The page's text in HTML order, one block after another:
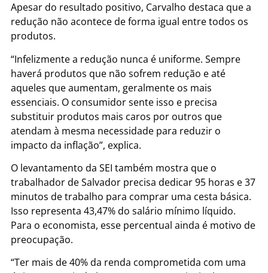
Apesar do resultado positivo, Carvalho destaca que a
redução não acontece de forma igual entre todos os
produtos.
“Infelizmente a redução nunca é uniforme. Sempre
haverá produtos que não sofrem redução e até
aqueles que aumentam, geralmente os mais
essenciais. O consumidor sente isso e precisa
substituir produtos mais caros por outros que
atendam à mesma necessidade para reduzir o
impacto da inflação”, explica.
O levantamento da SEI também mostra que o
trabalhador de Salvador precisa dedicar 95 horas e 37
minutos de trabalho para comprar uma cesta básica.
Isso representa 43,47% do salário mínimo líquido.
Para o economista, esse percentual ainda é motivo de
preocupação.
“Ter mais de 40% da renda comprometida com uma